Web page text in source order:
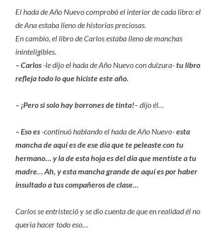
El hada de Año Nuevo comprobó el interior de cada libro: el
de Ana estaba lleno de historias preciosas.
En cambio, el libro de Carlos estaba lleno de manchas
ininteligibles.
– Carlos-le dijo el hada de Año Nuevo con dulzura-tu libro
refleja todo lo que hiciste este año.
– ¡Pero si solo hay borrones de tinta!– dijo él…
– Eso es-continuó hablando el hada de Año Nuevo-esta
mancha de aquí es de ese día que te peleaste con tu
hermano… y la de esta hoja es del día que mentiste a tu
madre… Ah, y esta mancha grande de aquí es por haber
insultado a tus compañeros de clase…
Carlos se entristeció y se dio cuenta de que en realidad él no
quería hacer todo eso…